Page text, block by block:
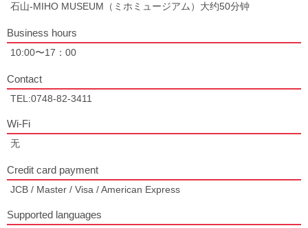
石山-MIHO MUSEUM（ミホミュージアム）大约50分钟
Business hours
10:00〜17：00
Contact
TEL:0748-82-3411
Wi-Fi
无
Credit card payment
JCB / Master / Visa / American Express
Supported languages